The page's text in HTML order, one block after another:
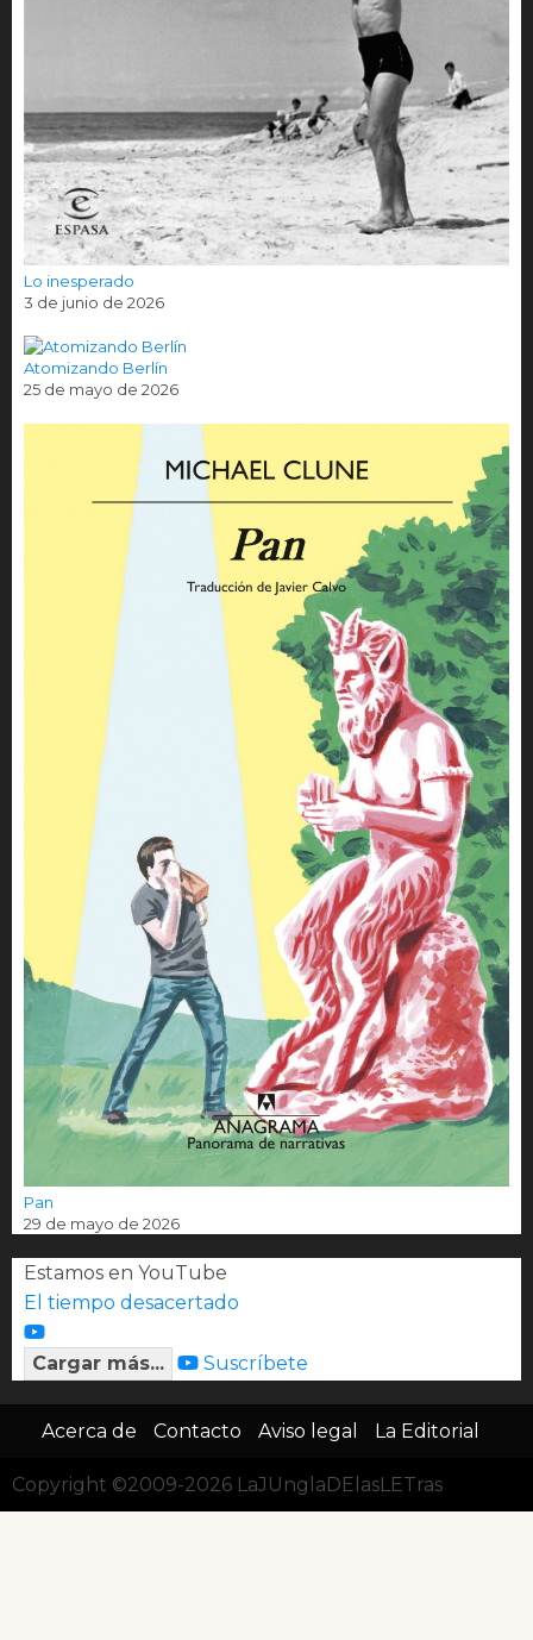
Lo inesperado
3 de junio de 2026
Atomizando Berlín
25 de mayo de 2026
Pan
29 de mayo de 2026
Estamos en YouTube
El tiempo desacertado
Cargar más... Suscríbete
Acerca de Contacto Aviso legal La Editorial
Copyright ©2009-2026 LaJUnglaDElasLETras